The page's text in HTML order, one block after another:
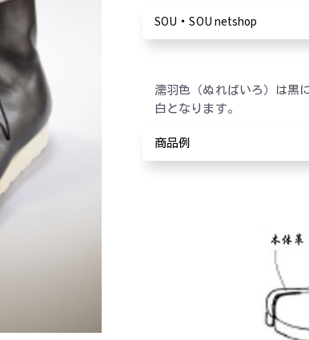
SOU・SOU netshop
濡羽色（ぬればいろ）は黒
白となります。
商品例